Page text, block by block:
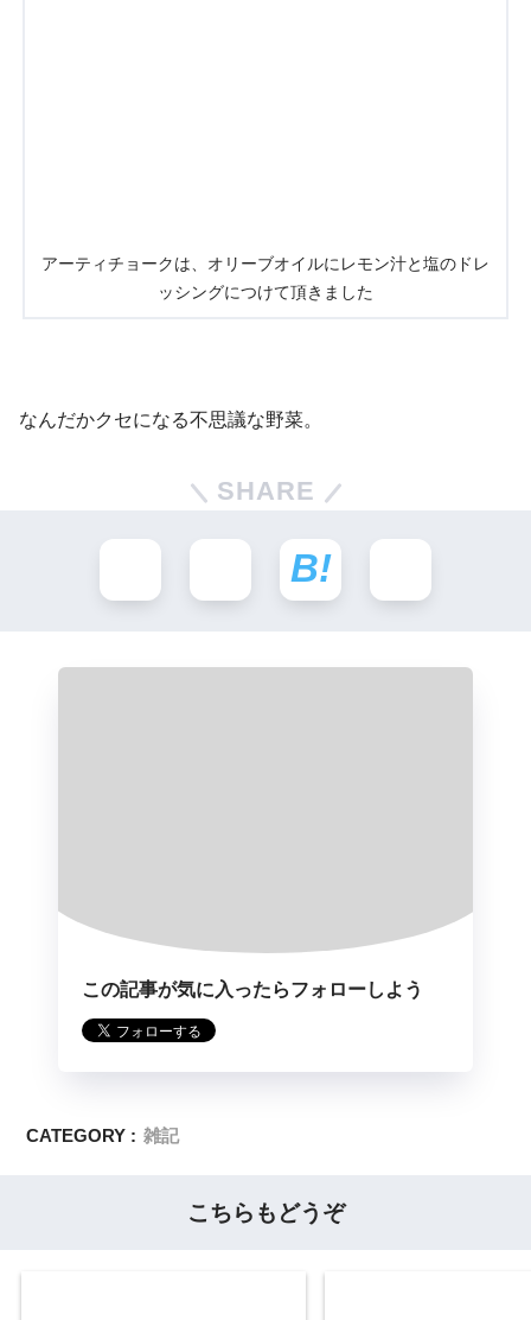
アーティチョークは、オリーブオイルにレモン汁と塩のドレ
ッシングにつけて頂きました
なんだかクセになる不思議な野菜。
SHARE
この記事が気に入ったらフォローしよう
CATEGORY : 雑記
こちらもどうぞ